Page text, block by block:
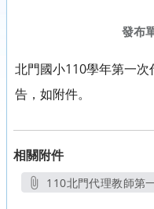
發布
北門國小110學年第一
告，如附件。
相關附件
110北門代理教師第